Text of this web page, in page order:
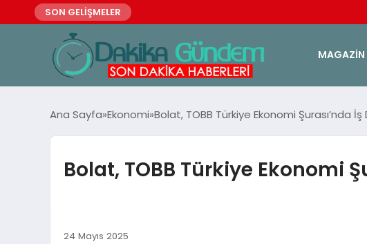
SON GELİŞMELER
MAGAZIN
Ana Sayfa Ekonomi Bolat, TOBB Türkiye Ekonomi Şurası’nda
Bolat, TOBB Türkiye Ekonomi
24 Mayıs 2025